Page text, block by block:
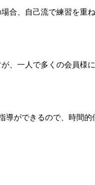
合、自己流で練習を重
、一人で多くの会員様
導ができるので、時間